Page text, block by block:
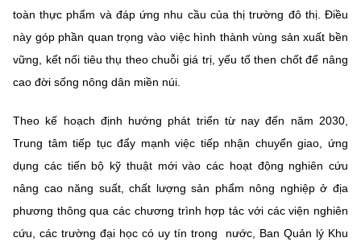
toàn thực phẩm và đáp ứng nhu cầu của thị trường đô thị. Điều
này góp phần quan trọng vào việc hình thành vùng sản xuất bền
vững, kết nối tiêu thụ theo chuỗi giá trị, yếu tố then chốt để nâng
cao đời sống nông dân miền núi.
Theo kế hoạch định hướng phát triển từ nay đến năm 2030,
Trung tâm tiếp tục đẩy mạnh việc tiếp nhận chuyển giao, ứng
dụng các tiến bộ kỹ thuật mới vào các hoạt động nghiên cứu
nâng cao năng suất, chất lượng sản phẩm nông nghiệp ở địa
phương thông qua các chương trình hợp tác với các viện nghiên
cứu, các trường đại học có uy tín trong nước, Ban Quản lý Khu